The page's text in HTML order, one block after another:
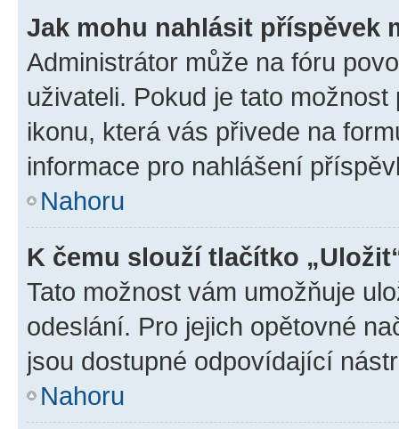
Jak mohu nahlásit příspěvek
Administrátor může na fóru
uživateli. Pokud je tato
ikonu, která vás přivede na
informace pro nahlášení
Nahoru
K čemu slouží tlačítko
Tato možnost vám umožňuje
odeslání. Pro jejich opětovné
jsou dostupné odpovídající
Nahoru